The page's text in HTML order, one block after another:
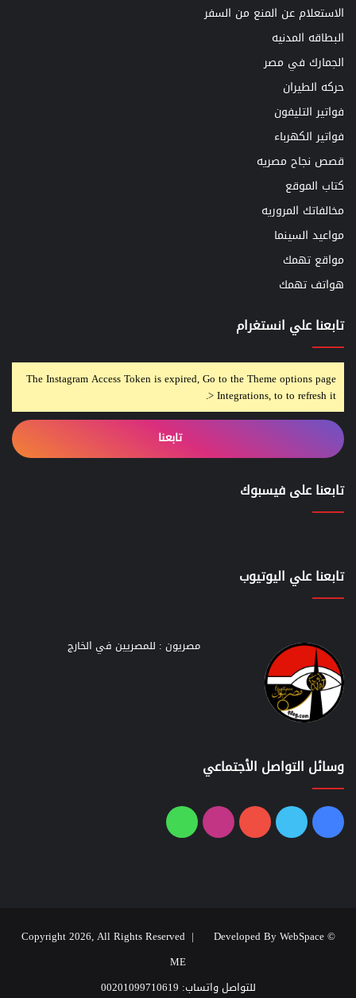
الاستعلام عن المنع من السفر
البطاقه المدنيه
الجمارك في مصر
حركه الطيران
فواتير التليفون
فواتير الكهرباء
قصص نجاح مصريه
كتاب الموقع
مخالفاتك المروريه
مواعيد السينما
مواقع تهمك
هواتف تهمك
تابعنا علي انستغرام
The Instagram Access Token is expired, Go to the Theme options page
> Integrations, to to refresh it.
تابعنا
تابعنا على فيسبوك
تابعنا علي اليوتيوب
مصريون : للمصريين في الخارج
وسائل التواصل الأجتماعي
فيسبوك
تويتر يوتيوبانستقرامواتساب
© Copyright 2026, All Rights Reserved |
Developed By WebSpace
ME
للتواصل واتساب: 00201099710619